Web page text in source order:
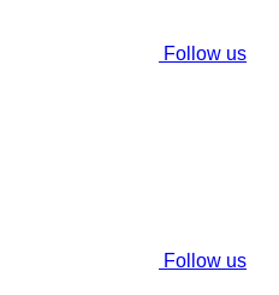
Follow us
Follow us